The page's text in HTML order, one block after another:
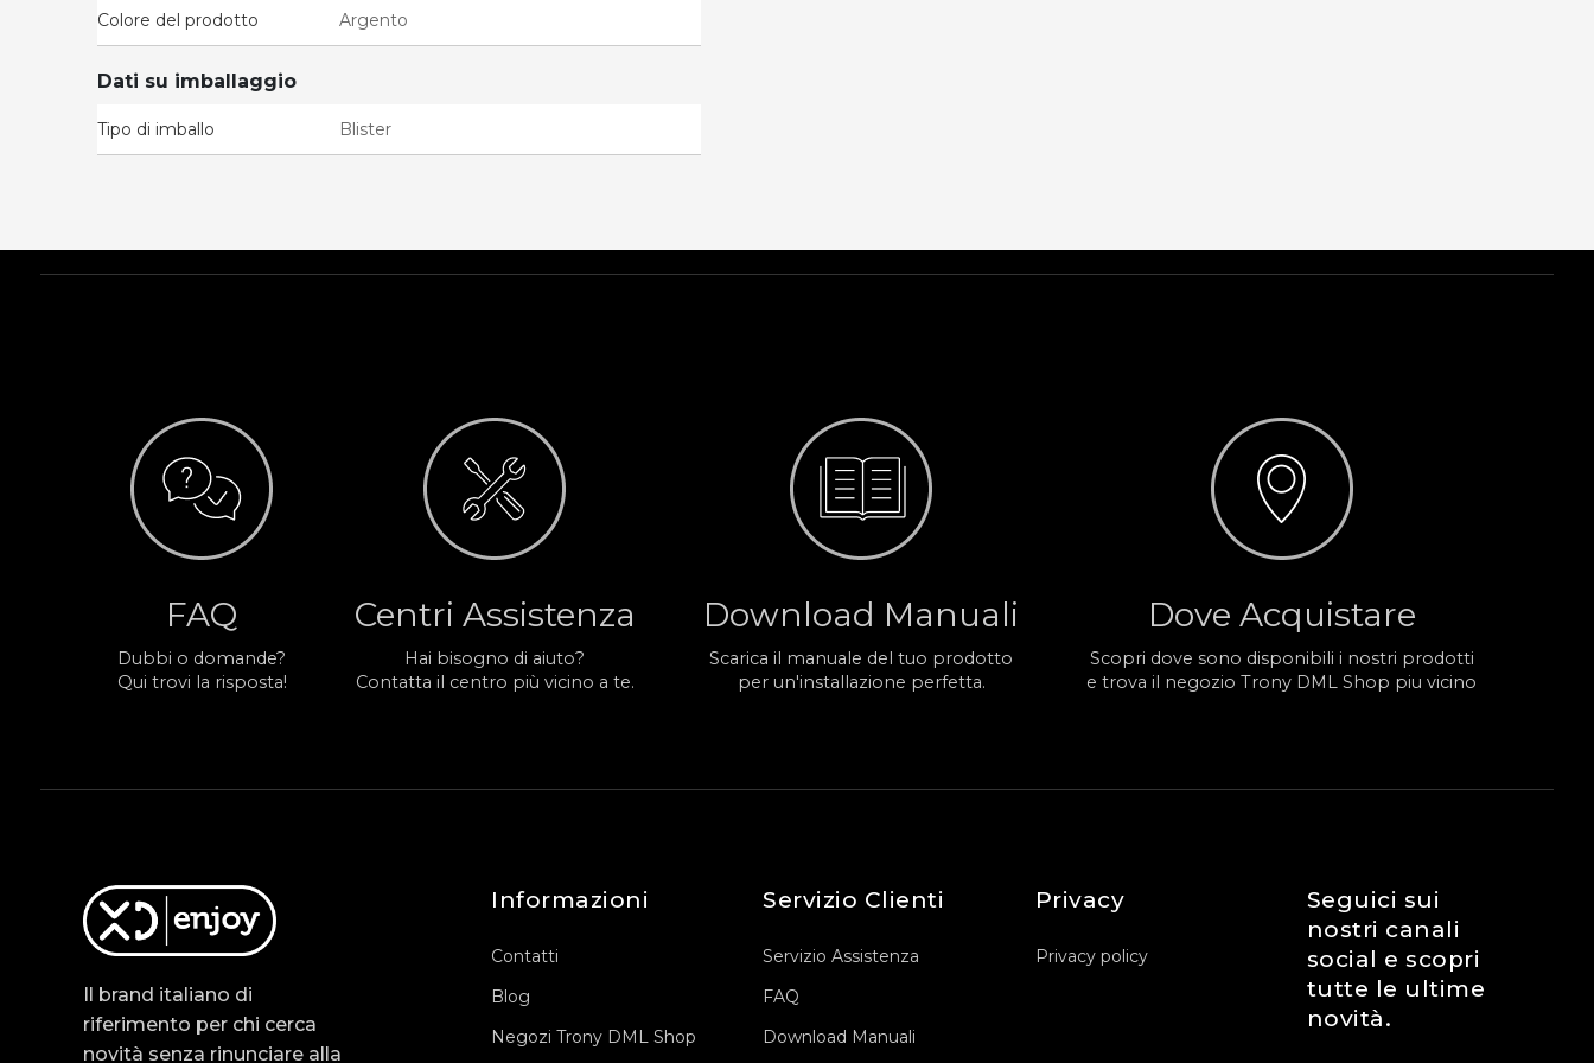
Colore del prodotto Argento
Dati su imballaggio
Tipo di imballo Blister
FAQ
Dubbi o domande?
Qui trovi la risposta!
Centri Assistenza
Hai bisogno di aiuto?
Contatta il centro più vicino a te.
Download Manuali
Scarica il manuale del tuo prodotto
per un'installazione perfetta.
Dove Acquistare
Scopri dove sono disponibili i nostri prodotti
e trova il negozio Trony DML Shop piu vicino
Il brand italiano di
riferimento per chi cerca
novità senza rinunciare alla
Informazioni
Contatti
Blog
Negozi Trony DML Shop
Servizio Clienti
Servizio Assistenza
FAQ
Download Manuali
Privacy
Privacy policy
Seguici sui
nostri canali
social e scopri
tutte le ultime
novità.